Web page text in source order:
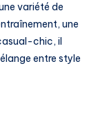
variété de
une
chic, il
entre style